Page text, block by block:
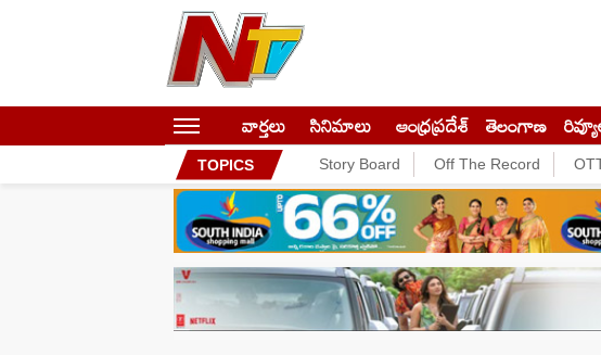
వార్తలు సినిమాలు ఆంధ్రప్రదేశ్ తెలంగాణ
TOPICS Story Board Off The Record